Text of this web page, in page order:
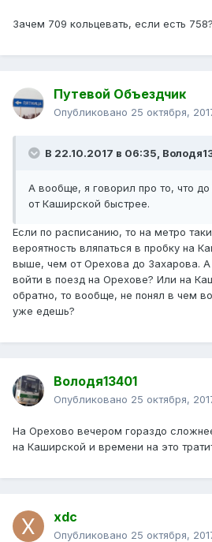
Зачем 709 кольцевать, если есть 758?
Путевой Объездчик
Опубликовано 25 октября,
В 22.10.2017 в 06:35,
А вообще, я говорил про то, что
от Каширской быстрее.
Если по расписанию, то на метро
вероятность вляпаться в пробку на
выше, чем от Орехова до Захарова. А
войти в поезд на Орехове? Или на
обратно, то вообще, не понял в чем
уже едешь?
Володя13401
Опубликовано 25 октября,
На Орехово вечером гораздо
на Каширской и времени на это
xdc
Опубликовано 25 октября,